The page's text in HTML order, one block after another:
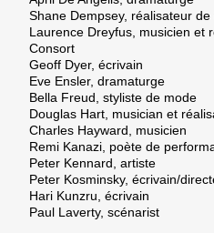
Shane Dempsey, réalisateur
Laurence Dreyfus, musicien et
Consort
Geoff Dyer, écrivain
Eve Ensler, dramaturge
Bella Freud, styliste de mode
Douglas Hart, musician et
Charles Hayward, musicien
Remi Kanazi, poète de
Peter Kennard, artiste
Peter Kosminsky, écrivain/
Hari Kunzru, écrivain
Paul Laverty, scénarist